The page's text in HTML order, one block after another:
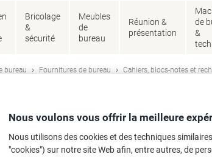
Bricolage
&
sécurité
Meubles
de
bureau
Réunion &
présentation
de
&
bureau Fournitures de bureau Cahiers, blocs-notes et
Sigel Conceptum A5 Noir
feuilles
Marque : Sigel Viking N°. C0120
Nous voulons vous offrir la meilleure
Nous utilisons des cookies et des techniques
"cookies") sur notre site Web afin, entre autres, de